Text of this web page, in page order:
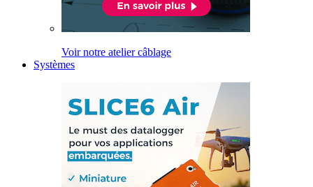
Voir notre atelier câblage
Systèmes